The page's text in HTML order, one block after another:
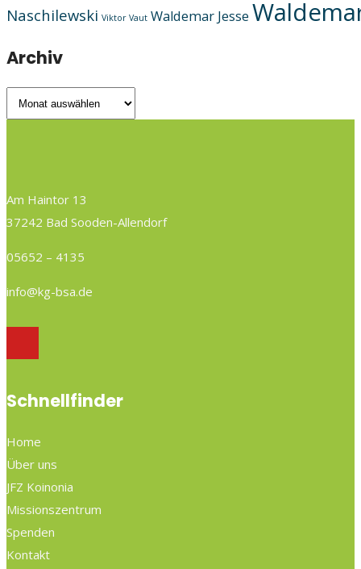
Naschilewski Viktor Vaut Waldemar Jesse
Archiv
Archiv
Am Haintor 13
37242 Bad Sooden-Allendorf
05652 – 4135
info@kg-bsa.de
Schnellfinder
Home
Über uns
JFZ Koinonia
Missionszentrum
Spenden
Kontakt